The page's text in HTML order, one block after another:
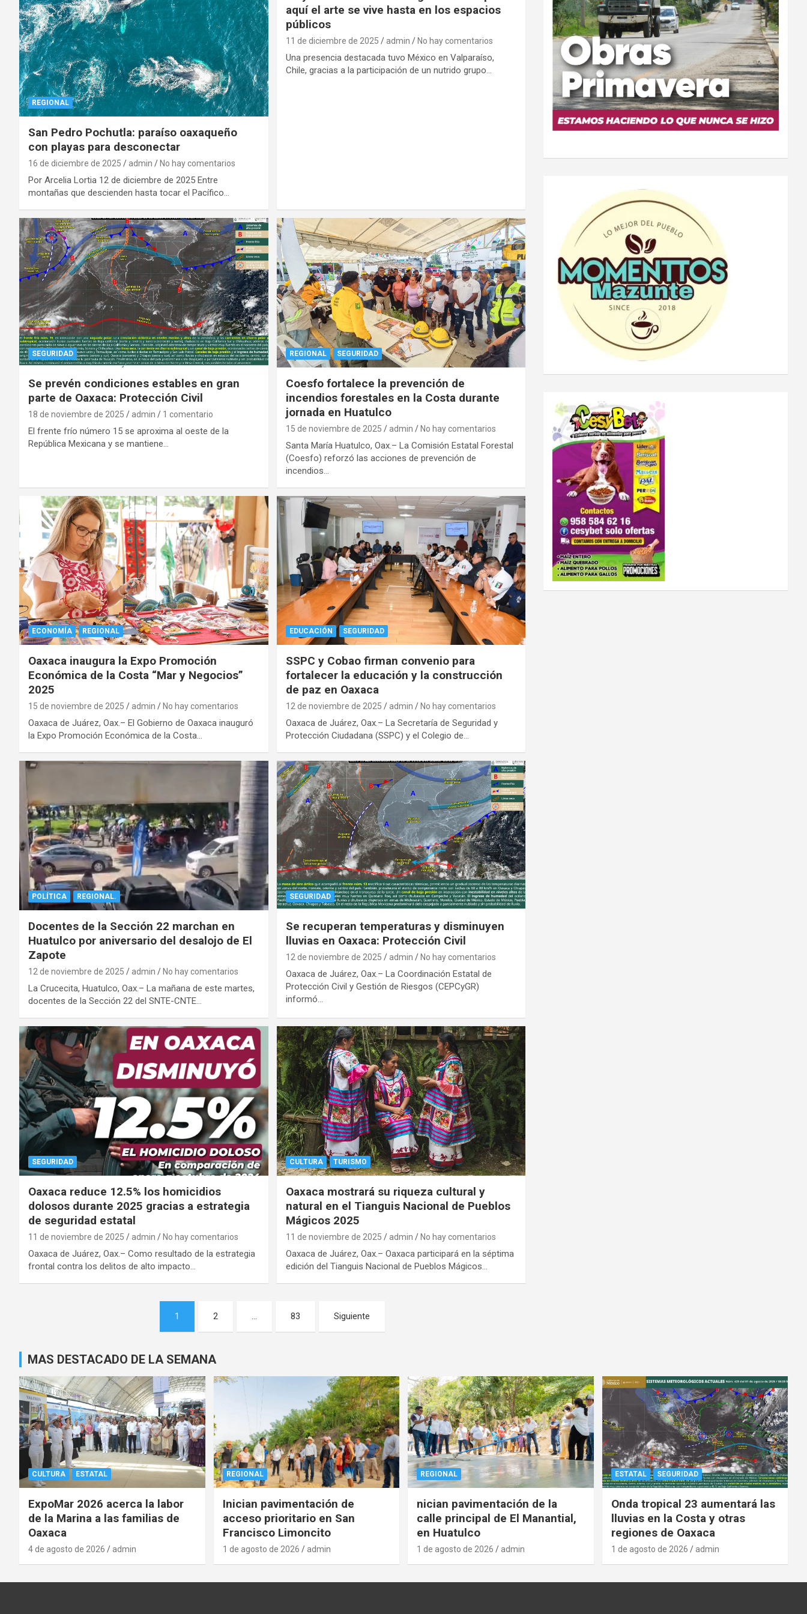
REGIONAL
San Pedro Pochutla: paraíso oaxaqueño
con playas para desconectar
16 de diciembre de 2025 admin No hay comentarios
Por Arcelia Lortia 12 de diciembre de 2025 Entre
montañas que descienden hasta tocar el Pacífico…
aquí el arte se vive hasta en los espacios
públicos
11 de diciembre de 2025 admin No hay comentarios
Una presencia destacada tuvo México en Valparaíso,
Chile, gracias a la participación de un nutrido grupo…
SEGURIDAD
Se prevén condiciones estables en gran
parte de Oaxaca: Protección Civil
18 de noviembre de 2025 admin 1 comentario
El frente frío número 15 se aproxima al oeste de la
República Mexicana y se mantiene…
REGIONAL SEGURIDAD
Coesfo fortalece la prevención de
incendios forestales en la Costa durante
jornada en Huatulco
15 de noviembre de 2025 admin No hay comentarios
Santa María Huatulco, Oax.– La Comisión Estatal Forestal
(Coesfo) reforzó las acciones de prevención de
incendios…
ECONOMÍA REGIONAL
Oaxaca inaugura la Expo Promoción
Económica de la Costa “Mar y Negocios”
2025
15 de noviembre de 2025 admin No hay comentarios
Oaxaca de Juárez, Oax.– El Gobierno de Oaxaca inauguró
la Expo Promoción Económica de la Costa…
EDUCACIÓN SEGURIDAD
SSPC y Cobao firman convenio para
fortalecer la educación y la construcción
de paz en Oaxaca
12 de noviembre de 2025 admin No hay comentarios
Oaxaca de Juárez, Oax.– La Secretaría de Seguridad y
Protección Ciudadana (SSPC) y el Colegio de…
POLÍTICA REGIONAL.
Docentes de la Sección 22 marchan en
Huatulco por aniversario del desalojo de El
Zapote
12 de noviembre de 2025 admin No hay comentarios
La Crucecita, Huatulco, Oax.– La mañana de este martes,
docentes de la Sección 22 del SNTE-CNTE…
SEGURIDAD
Se recuperan temperaturas y disminuyen
lluvias en Oaxaca: Protección Civil
12 de noviembre de 2025 admin No hay comentarios
Oaxaca de Juárez, Oax.– La Coordinación Estatal de
Protección Civil y Gestión de Riesgos (CEPCyGR)
informó…
SEGURIDAD
Oaxaca reduce 12.5% los homicidios
dolosos durante 2025 gracias a estrategia
de seguridad estatal
11 de noviembre de 2025 admin No hay comentarios
Oaxaca de Juárez, Oax.– Como resultado de la estrategia
frontal contra los delitos de alto impacto…
CULTURA TURISMO
Oaxaca mostrará su riqueza cultural y
natural en el Tianguis Nacional de Pueblos
Mágicos 2025
11 de noviembre de 2025 admin No hay comentarios
Oaxaca de Juárez, Oax.– Oaxaca participará en la séptima
edición del Tianguis Nacional de Pueblos Mágicos…
entradas
1 2 … 83 Siguiente
MAS DESTACADO DE LA SEMANA
CULTURA ESTATAL
ExpoMar 2026 acerca la labor
de la Marina a las familias de
Oaxaca
4 de agosto de 2026 admin
REGIONAL
Inician pavimentación de
acceso prioritario en San
Francisco Limoncito
1 de agosto de 2026 admin
REGIONAL
nician pavimentación de la
calle principal de El Manantial,
en Huatulco
1 de agosto de 2026 admin
ESTATAL SEGURIDAD
Onda tropical 23 aumentará las
lluvias en la Costa y otras
regiones de Oaxaca
1 de agosto de 2026 admin